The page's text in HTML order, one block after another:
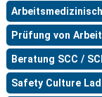
Prüfung von
Beratung SCC /
Safety Culture